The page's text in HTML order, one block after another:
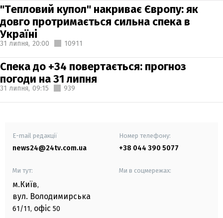
"Тепловий купол" накриває Європу: як
довго протримається сильна спека в
Україні
31 липня, 20:00 10911
Спека до +34 повертається: прогноз
погоди на 31 липня
31 липня, 09:15 939
E-mail редакції
news24@24tv.com.ua
Номер телефону:
+38 044 390 5077
Ми тут:
м.Київ,
вул. Володимирська
61/11, офіс 50
Ми в соцмережах: